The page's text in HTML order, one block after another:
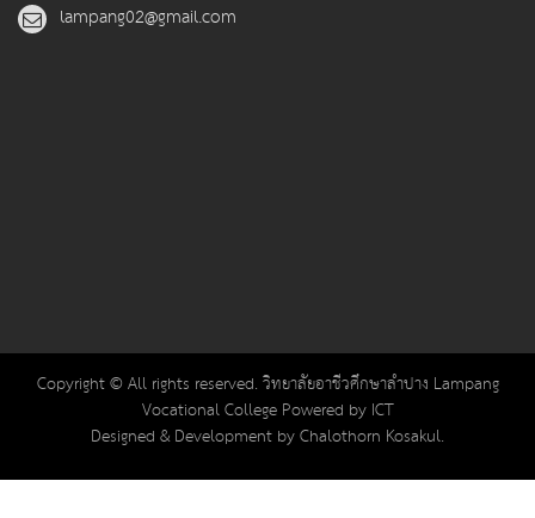
lampang02@gmail.com
Copyright © All rights reserved. วิทยาลัยอาชีวศึกษาลำปาง Lampang
Vocational College Powered by ICT
Designed & Development by Chalothorn Kosakul.